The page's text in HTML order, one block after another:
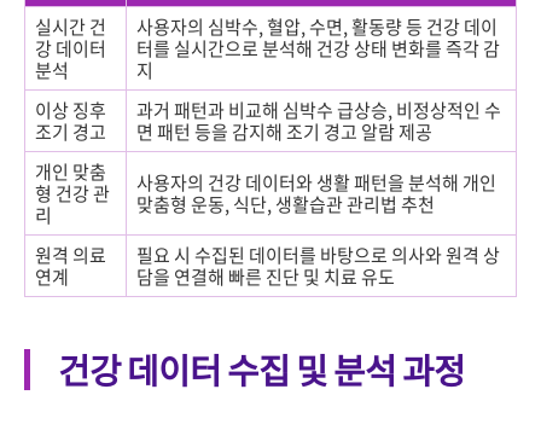
실시간 건
강 데이터
분석
사용자의 심박수, 혈압, 수면, 활동량 등 건강 데이
터를 실시간으로 분석해 건강 상태 변화를 즉각 감
지
이상 징후
조기 경고
과거 패턴과 비교해 심박수 급상승, 비정상적인 수
면 패턴 등을 감지해 조기 경고 알람 제공
개인 맞춤
형 건강 관
리
사용자의 건강 데이터와 생활 패턴을 분석해 개인
맞춤형 운동, 식단, 생활습관 관리법 추천
원격 의료
연계
필요 시 수집된 데이터를 바탕으로 의사와 원격 상
담을 연결해 빠른 진단 및 치료 유도
건강 데이터 수집 및 분석 과정